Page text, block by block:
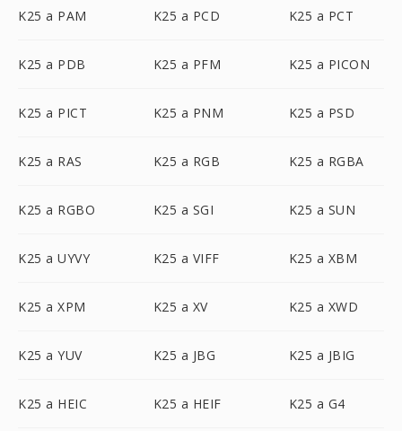
K25 a PAM K25 a PCD K25 a PCT
K25 a PDB K25 a PFM K25 a PICON
K25 a PICT K25 a PNM K25 a PSD
K25 a RAS K25 a RGB K25 a RGBA
K25 a RGBO K25 a SGI K25 a SUN
K25 a UYVY K25 a VIFF K25 a XBM
K25 a XPM K25 a XV K25 a XWD
K25 a YUV K25 a JBG K25 a JBIG
K25 a HEIC K25 a HEIF K25 a G4